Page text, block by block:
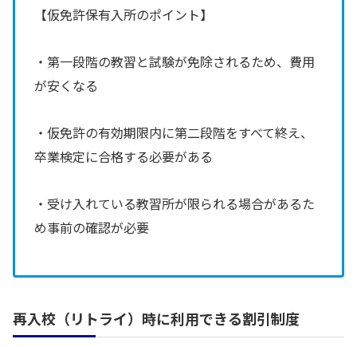
【仮免許保有入所のポイント】
・第一段階の教習と試験が免除されるため、費用
が安くなる
・仮免許の有効期限内に第二段階をすべて終え、
卒業検定に合格する必要がある
・受け入れている教習所が限られる場合があるた
め事前の確認が必要
再入校（リトライ）時に利用できる割引制度